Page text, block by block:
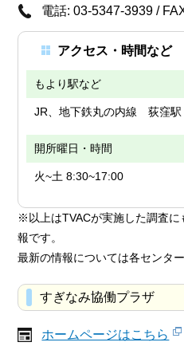
電話: 03-5347-3939 /
アクセス・時間など
もより駅など
JR、地下鉄丸の内線 荻窪
開所曜日・時間
火~土 8:30~17:00
※以上はTVACが実施した調査
報です。
最新の情報については各センタ
すぎなみ協働プラザ
ホームページはこちら